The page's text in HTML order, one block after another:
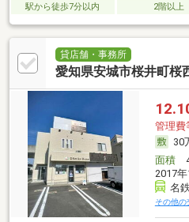
駅から徒歩7分以内
2階以上
貸店舗・事務所
愛知県安城市桜井町桜
管理費
30
面積
2017
名
その他の